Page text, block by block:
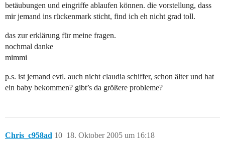
betäubungen und eingriffe ablaufen können. die vorstellung, dass
mir jemand ins rückenmark sticht, find ich eh nicht grad toll.
das zur erklärung für meine fragen.
nochmal danke
mimmi
p.s. ist jemand evtl. auch nicht claudia schiffer, schon älter und hat
ein baby bekommen? gibt’s da größere probleme?
Chris_c958ad 18. Oktober 2005 um 16:18
10